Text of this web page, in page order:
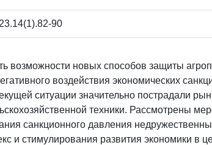
90
возможности новых способов защиты
воздействия экономических
ситуации значительно пострадали
техники. Рассмотрены
санкционного давления
и стимулирования развития экономики в